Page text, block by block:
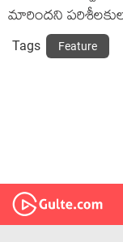
మారిందని
Tags Feature